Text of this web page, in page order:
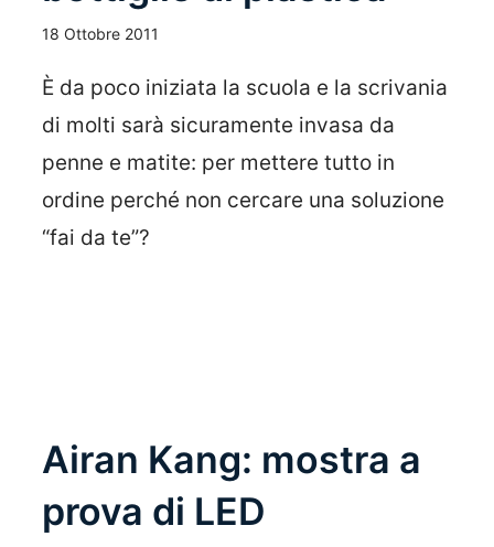
18 Ottobre 2011
È da poco iniziata la scuola e la scrivania
di molti sarà sicuramente invasa da
penne e matite: per mettere tutto in
ordine perché non cercare una soluzione
“fai da te”?
Airan Kang: mostra a
prova di LED